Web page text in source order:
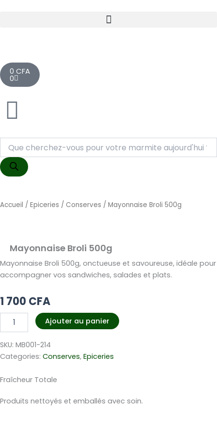
0 CFA
0
Cart
Recherche
produits
Accueil / Epiceries / Conserves / Mayonnaise Broli 500g
Mayonnaise Broli 500g
Mayonnaise Broli 500g, onctueuse et savoureuse, idéale pour
accompagner vos sandwiches, salades et plats.
1 700 CFA
quantité
Broli
500g
Ajouter au panier
SKU: MB001-214
Categories: Conserves, Epiceries
Fraîcheur Totale
Produits nettoyés et emballés avec soin.